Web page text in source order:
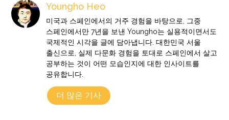
Youngho Heo
미국과 스페인에서의 거주 경험을 바탕으로, 그중
스페인에서만 7년을 보낸 Youngho는 실용적이면서도
국제적인 시각을 글에 담아냅니다. 대한민국 서울
출신으로, 실제 다문화 경험을 토대로 스페인에서 살고
공부하는 것이 어떤 모습인지에 대한 인사이트를
공유합니다.
더 많은 기사